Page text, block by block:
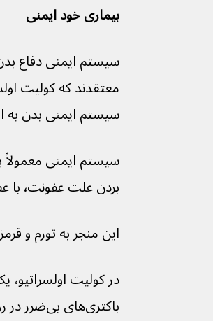
بیماری خود ایمنی
سیستم ایمنی دفاع
معتقدند که کولیت
سیستم ایمنی بدن به
بردن علت عفونت٬ با عفونت مبارزه می‌کند.
این منجر به تورم و
در کولیت